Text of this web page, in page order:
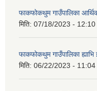
फाकफोकथुम गाउँपालिका
मिति: 07/18/2023 - 12:10
फाकफोकथुम गाउँपालिका
मिति: 06/22/2023 - 11:04